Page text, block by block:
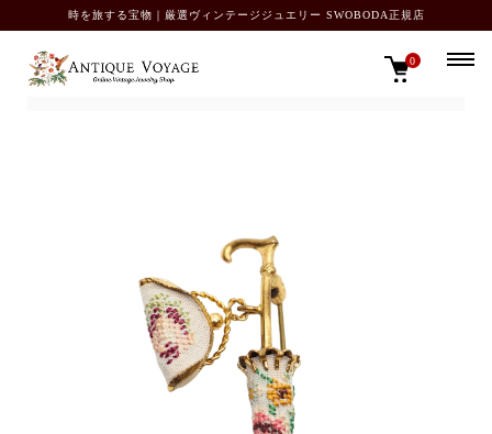
時を旅する宝物｜厳選ヴィンテージジュエリー SWOBODA正規店
0
TOP SOLD OUT カタログ